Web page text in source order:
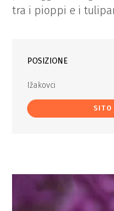
tra i pioppi e i
POSIZIONE
Ižakovci
SITO